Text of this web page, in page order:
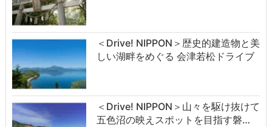
＜Drive! NIPPON＞歴史的建造物と美
しい湖畔をめぐる 会津若松ドライブ
＜Drive! NIPPON＞山々を駆け抜けて
五色沼の映えスポットを目指す磐…